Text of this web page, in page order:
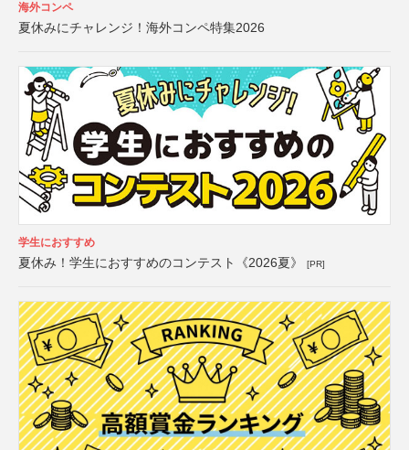
海外コンペ
夏休みにチャレンジ！海外コンペ特集2026
学生におすすめ
夏休み！学生におすすめのコンテスト《2026夏》 [PR]